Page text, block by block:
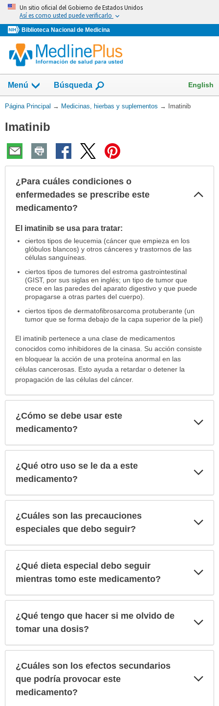
Omita
vaya
al
Contenido
Un sitio oficial del Gobierno de Estados Unidos
Así es como usted puede verificarlo
Biblioteca Nacional de Medicina
Menú
Mostrar
campo
de
Búsqueda English
Usted
aquí:
Página Principal → Medicinas, hierbas y suplementos → Imatinib
Imatinib
¿Para cuáles condiciones o
enfermedades se prescribe este
medicamento?
¿Para
cuáles
condiciones
enfermedades
prescribe
medicamento?
extendido.
El imatinib se usa para tratar:
ciertos tipos de leucemia (cáncer que empieza en los
glóbulos blancos) y otros cánceres y trastornos de las
células sanguíneas.
ciertos tipos de tumores del estroma gastrointestinal
(GIST, por sus siglas en inglés; un tipo de tumor que
crece en las paredes del aparato digestivo y que puede
propagarse a otras partes del cuerpo).
ciertos tipos de dermatofibrosarcoma protuberante (un
tumor que se forma debajo de la capa superior de la piel)
El imatinib pertenece a una clase de medicamentos
conocidos como inhibidores de la cinasa. Su acción consiste
en bloquear la acción de una proteína anormal en las
células cancerosas. Esto ayuda a retardar o detener la
propagación de las células del cáncer.
¿Cómo se debe usar este
medicamento?
¿Qué otro uso se le da a este
medicamento?
¿Cuáles son las precauciones
especiales que debo seguir?
¿Qué dieta especial debo seguir
mientras tomo este medicamento?
¿Qué tengo que hacer si me olvido de
tomar una dosis?
¿Cuáles son los efectos secundarios
que podría provocar este
medicamento?